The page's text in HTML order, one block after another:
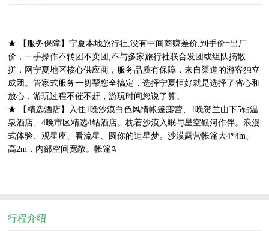
★ 【服务保障】宁夏本地旅行社,没有中间商赚差价,到手价=出厂
价，一手操作不转团不卖团,不与多家旅行社联合发团或组队搞散
拼，网宁夏地区核心供应商，服务品质有保障，来自渠道的游客独立
成团。管家式服务一切帮您全搞定，选择宁夏恒好就是选择了省心和
放心，游玩过程不催不赶，游玩时间您说了算。
★ 【精选酒店】入住1晚沙漠白色风情帐篷露营、1晚贺兰山下5钻温
泉酒店、4晚市区精选4钻酒店。枕着沙漠入眠与星空银河作伴。浪漫
式体验、观星座、看流星、圆你的追星梦。沙漠露营帐篷大4*4m、
高2m，内部空间宽敞。帐篷༉
行程介绍